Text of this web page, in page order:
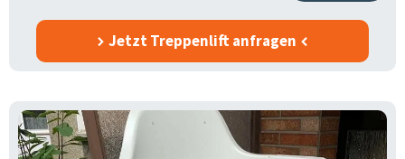
Jetzt Treppenlift anfragen